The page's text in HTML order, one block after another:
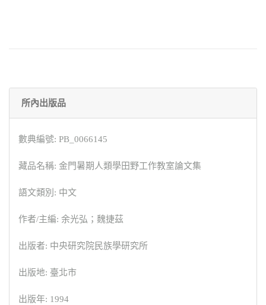
所內出版品
數典編號: PB_0066145
藏品名稱: 金門暑期人類學田野工作教室論文集
語文類別: 中文
作者/主編: 余光弘；魏捷茲
出版者: 中央研究院民族學研究所
出版地: 臺北市
出版年: 1994